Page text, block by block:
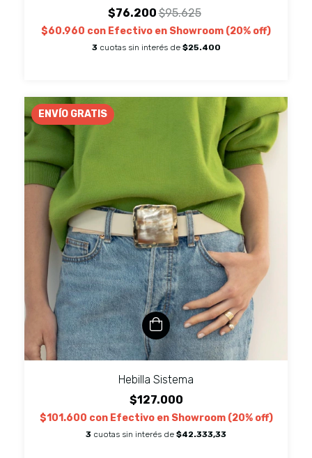
$76.200$95.625
$60.960 con Efectivo en Showroom (20% off)
3 cuotas sin interés de $25.400
ENVÍO GRATIS
Hebilla Sistema
$127.000
$101.600 con Efectivo en Showroom (20% off)
3 cuotas sin interés de $42.333,33